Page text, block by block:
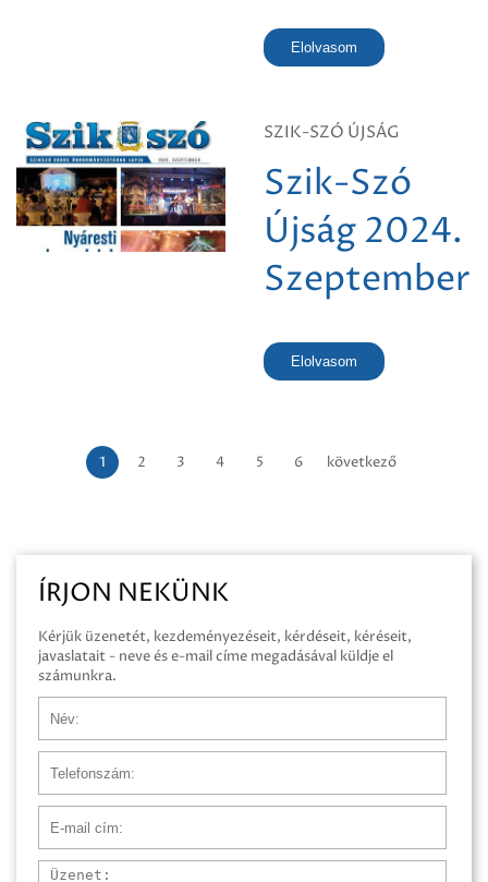
Elolvasom
SZIK-SZÓ ÚJSÁG
Szik-Szó
Újság 2024.
Szeptember
Elolvasom
1 2 3 4 5 6 következő
ÍRJON NEKÜNK
Kérjük üzenetét, kezdeményezéseit, kérdéseit, kéréseit,
javaslatait - neve és e-mail címe megadásával küldje el
számunkra.
Üzenet